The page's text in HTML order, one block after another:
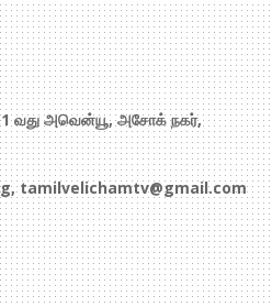
வது அவென்யூ, அசோக் நகர்,
tamilvelichamtv@gmail.com